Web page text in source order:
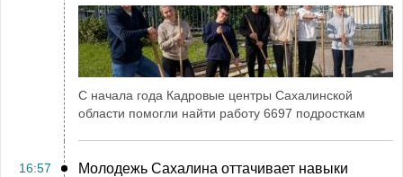
С начала года Кадровые центры Сахалинской
области помогли найти работу 6697 подросткам
16:57
Молодежь Сахалина оттачивает навыки